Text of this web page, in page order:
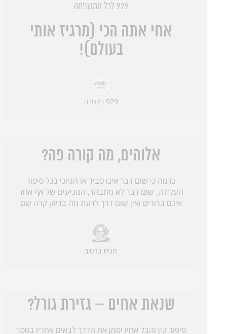
929 לכל המשפחה
אחי אתה הכי (מרגיז אותי
בעולם)!
929 בקטנה
אלוהים, מה קורה פה?
נדמה כי שום דבר אינו סביר או הגיוני בכל סיפור
העלילה, שום דבר לא מתבהר, המניעים של אף אחד
אינם ברורים ואין שום דרך לדעת מה בדיוק קרה שם
חגית ברטוב
שנאת אחים – גזירת גורל?
סיפור קין והבל אחיו יסמן את הדרך לבאים אחריו בספר